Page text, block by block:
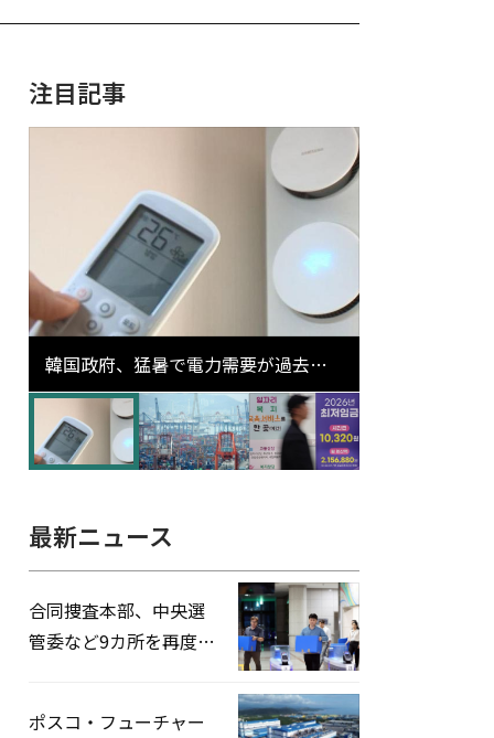
注目記事
韓国政府、猛暑で電力需要が過去最
高更新の可能性に需給対応体制を点
検
最新ニュース
合同捜査本部、中央選
管委など9カ所を再度家
ポスコ・フューチャー